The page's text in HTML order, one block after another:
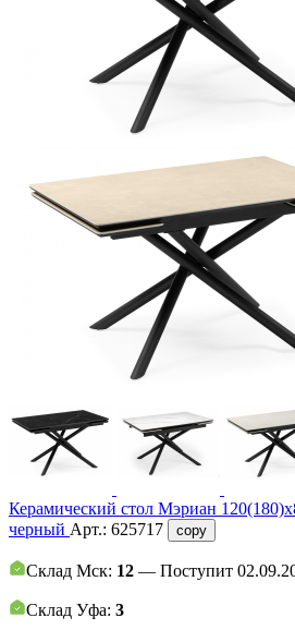
Керамический стол Мэриан
черный Арт.: 625717 copy
Склад Мск: 12 — Поступит
Склад Уфа: 3